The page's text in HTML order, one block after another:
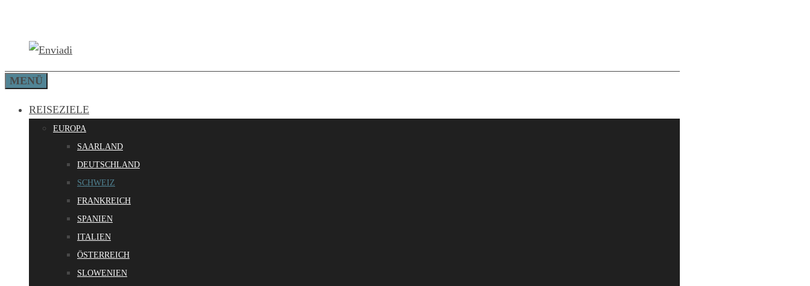
springen
MENÜ
REISEZIELE
EUROPA
SAARLAND
DEUTSCHLAND
SCHWEIZ
FRANKREICH
SPANIEN
ITALIEN
ÖSTERREICH
SLOWENIEN